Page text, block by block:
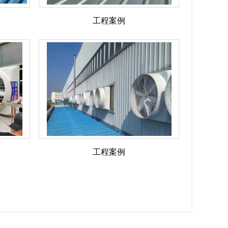
工程案例
工程案例